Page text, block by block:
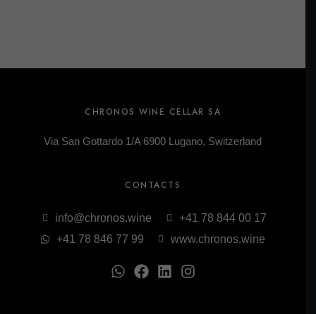
CHRONOS WINE CELLAR SA
Via San Gottardo 1/A 6900 Lugano, Switzerland
CONTACTS
info@chronos.wine
+41 78 844 00 17
+41 78 846 77 99
www.chronos.wine